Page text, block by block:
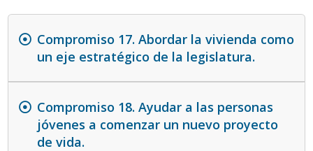
Compromiso 17. Abordar la vivienda como
un eje estratégico de la legislatura.
Compromiso 18. Ayudar a las personas
jóvenes a comenzar un nuevo proyecto
de vida.